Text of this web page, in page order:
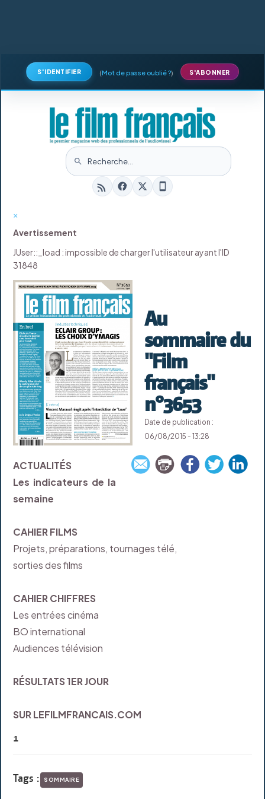
S'IDENTIFIER (Mot de passe oublié ?) S'ABONNER
×
Avertissement
JUser::_load : impossible de charger l'utilisateur ayant l'ID
31848
Au
sommaire du
"Film
français"
n°3653
Date de publication :
06/08/2015 - 13:28
ACTUALITÉS
Les indicateurs de la
semaine
CAHIER FILMS
Projets, préparations, tournages télé,
sorties des films
CAHIER CHIFFRES
Les entrées cinéma
BO international
Audiences télévision
RÉSULTATS 1ER JOUR
SUR LEFILMFRANCAIS.COM
1
Tags : SOMMAIRE